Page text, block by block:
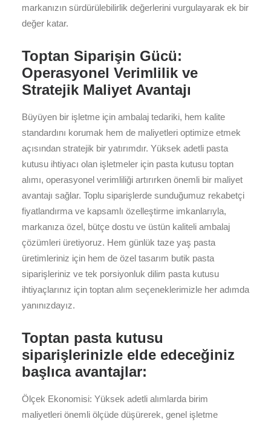
markanızın sürdürülebilirlik değerlerini vurgulayarak ek bir
değer katar.
Toptan Siparişin Gücü:
Operasyonel Verimlilik ve
Stratejik Maliyet Avantajı
Büyüyen bir işletme için ambalaj tedariki, hem kalite
standardını korumak hem de maliyetleri optimize etmek
açısından stratejik bir yatırımdır. Yüksek adetli pasta
kutusu ihtiyacı olan işletmeler için pasta kutusu toptan
alımı, operasyonel verimliliği artırırken önemli bir maliyet
avantajı sağlar. Toplu siparişlerde sunduğumuz rekabetçi
fiyatlandırma ve kapsamlı özelleştirme imkanlarıyla,
markanıza özel, bütçe dostu ve üstün kaliteli ambalaj
çözümleri üretiyoruz. Hem günlük taze yaş pasta
üretimleriniz için hem de özel tasarım butik pasta
siparişleriniz ve tek porsiyonluk dilim pasta kutusu
ihtiyaçlarınız için toptan alım seçeneklerimizle her adımda
yanınızdayız.
Toptan pasta kutusu
siparişlerinizle elde edeceğiniz
başlıca avantajlar:
Ölçek Ekonomisi: Yüksek adetli alımlarda birim
maliyetleri önemli ölçüde düşürerek, genel işletme